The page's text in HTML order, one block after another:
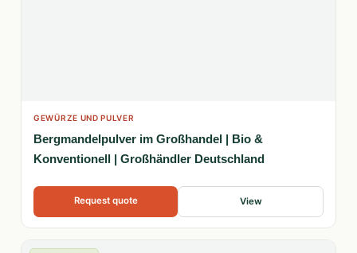
GEWÜRZE UND PULVER
Bergmandelpulver im Großhandel | Bio &
Konventionell | Großhändler Deutschland
Request quote View